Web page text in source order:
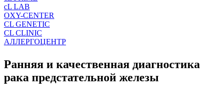
cL LAB
OXY-CENTER
CL GENETIC
CL CLINIC
АЛЛЕРГОЦЕНТР
Ранняя и качественная диагностика
рака предстательной железы